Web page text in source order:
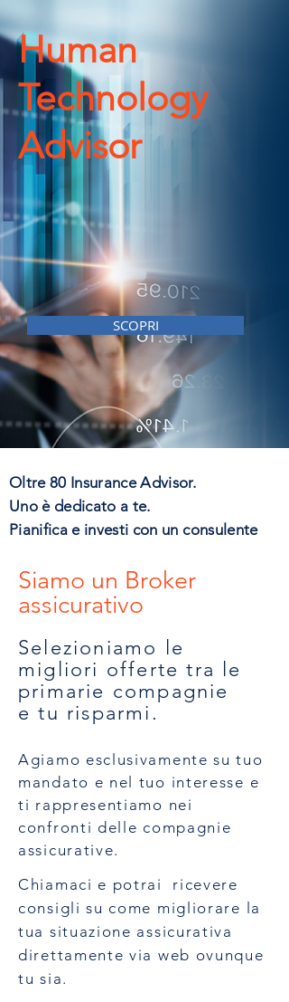
Human
Technology
Advisor
SCOPRI
Oltre 80 Insurance Advisor.
Uno è dedicato a te.
Pianifica e investi con un consulente
Siamo un Broker
assicurativo
Selezioniamo le
migliori offertetra le
primarie compagnie
etu risparmi.
Agiamo esclusivamente su tuo
mandato e nel tuo interesse e
ti rappresentiamo nei
confronti delle compagnie
assicurative.
Chiamaci e potrai ricevere
consigli su come migliorare la
tua situazione assicurativa
direttamente via web ovunque
tu sia.